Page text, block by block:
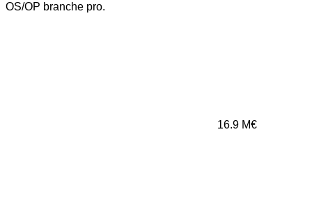
OS/OP branche pro.
16.9 M€